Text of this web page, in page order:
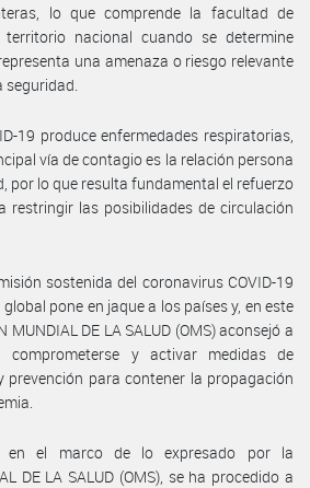
lo que comprende la facultad de
nacional cuando se determine
una amenaza o riesgo relevante
19 produce enfermedades respiratorias,
vía de contagio es la relación persona
por lo que resulta fundamental el refuerzo
restringir las posibilidades de circulación
sostenida del coronavirus COVID-19
pone en jaque a los países y, en este
MUNDIAL DE LA SALUD (OMS) aconsejó a
comprometerse y activar medidas de
prevención para contener la propagación
en el marco de lo expresado por la
DE LA SALUD (OMS), se ha procedido a